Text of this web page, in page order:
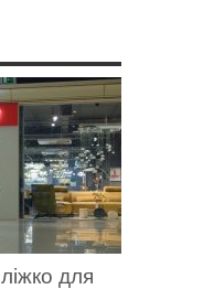
для